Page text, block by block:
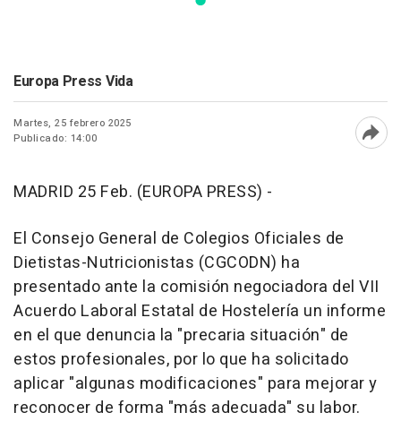
Europa Press Vida
Martes, 25 febrero 2025
Publicado: 14:00
MADRID 25 Feb. (EUROPA PRESS) -
El Consejo General de Colegios Oficiales de
Dietistas-Nutricionistas (CGCODN) ha
presentado ante la comisión negociadora del VII
Acuerdo Laboral Estatal de Hostelería un informe
en el que denuncia la "precaria situación" de
estos profesionales, por lo que ha solicitado
aplicar "algunas modificaciones" para mejorar y
reconocer de forma "más adecuada" su labor.